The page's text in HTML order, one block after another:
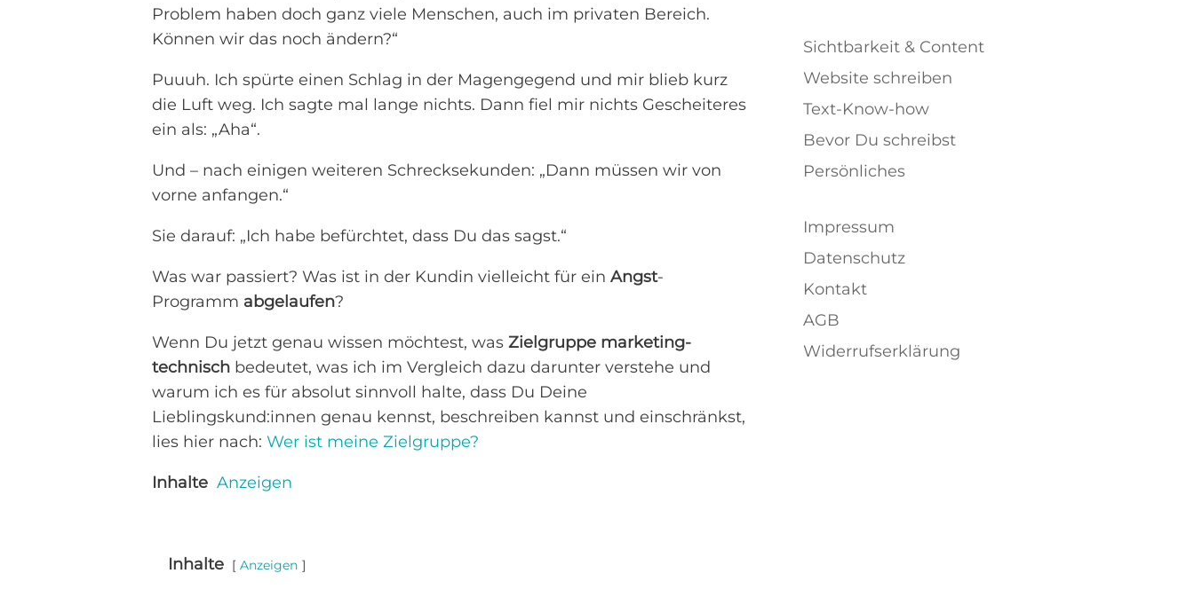
Problem haben doch ganz viele Menschen, auch im privaten Bereich.
Können wir das noch ändern?“
Puuuh. Ich spürte einen Schlag in der Magengegend und mir blieb kurz
die Luft weg. Ich sagte mal lange nichts. Dann fiel mir nichts Gescheiteres
ein als: „Aha“.
Und – nach einigen weiteren Schrecksekunden: „Dann müssen wir von
vorne anfangen.“
Sie darauf: „Ich habe befürchtet, dass Du das sagst.“
Was war passiert? Was ist in der Kundin vielleicht für ein Angst-
Programm abgelaufen?
Wenn Du jetzt genau wissen möchtest, was Zielgruppe marketing-
technischbedeutet, was ich im Vergleich dazu darunter verstehe und
warum ich es für absolut sinnvoll halte, dass Du Deine
Lieblingskund:innen genau kennst, beschreiben kannst und einschränkst,
lies hier nach: Wer ist meine Zielgruppe?
Inhalte Anzeigen
Inhalte Anzeigen
Sichtbarkeit & Content
Website schreiben
Text-Know-how
Bevor Du schreibst
Persönliches
Impressum
Datenschutz
Kontakt
AGB
Widerrufserklärung